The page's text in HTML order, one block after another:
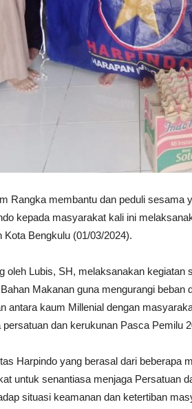
Rangka membantu dan peduli sesama
kepada masyarakat kali ini
Kota Bengkulu (01/03/2024).
oleh Lubis, SH, melaksanakan kegiatan
Makanan guna mengurangi beban
antara kaum Millenial dengan
dan kerukunan Pasca Pemilu
Harpindo yang berasal dari beberapa
untuk senantiasa menjaga Persatuan
situasi keamanan dan ketertiban